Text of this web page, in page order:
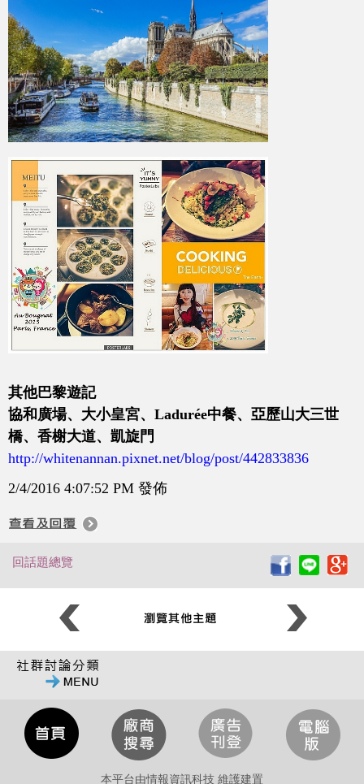
其他巴黎遊記
協和廣場、大小皇宮、Ladurée中餐、亞歷山大三世
橋、香榭大道、凱旋門
http://whitenannan.pixnet.net/blog/post/442833836
2/4/2016 4:07:52 PM 發佈
回話題總覽
本平台由情報資訊科技 維護建置